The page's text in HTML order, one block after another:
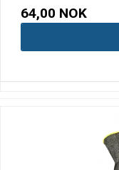
64,00 NOK